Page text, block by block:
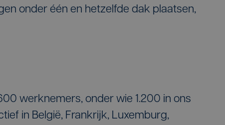
onder één en hetzelfde dak plaatsen,
werknemers, onder wie 1.200 in ons
in België, Frankrijk, Luxemburg,